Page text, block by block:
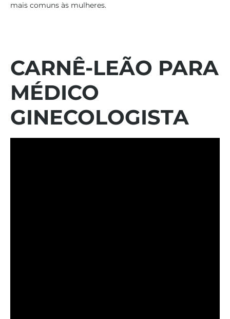
mais comuns às mulheres.
CARNÊ-LEÃO PARA
MÉDICO
GINECOLOGISTA